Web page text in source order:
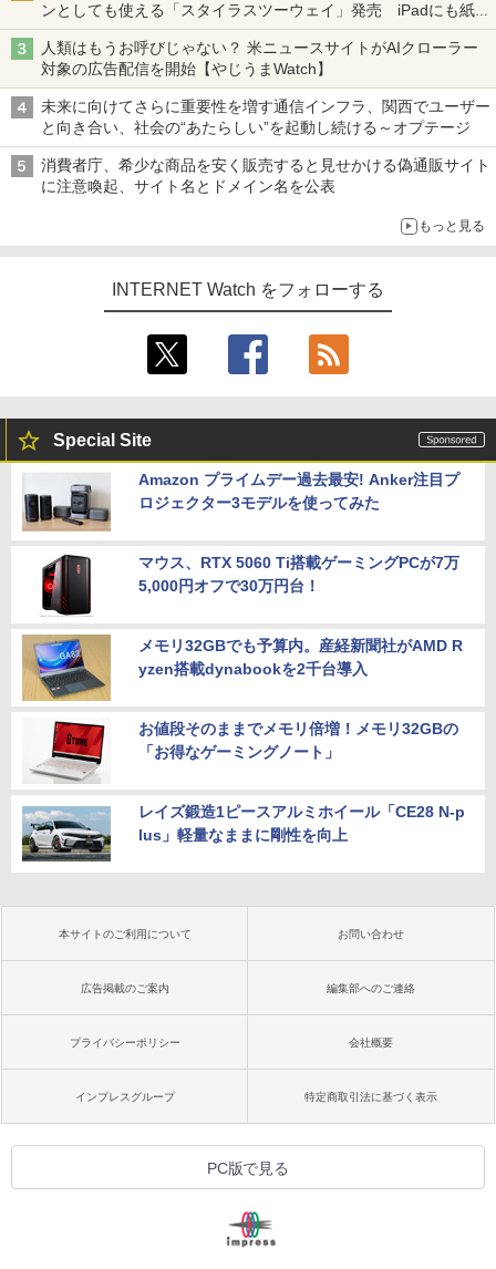
ンとしても使える「スタイラスツーウェイ」発売 iPadにも紙に
も、持ち替えずに書き込める
人類はもうお呼びじゃない？ 米ニュースサイトがAIクローラー
対象の広告配信を開始【やじうまWatch】
未来に向けてさらに重要性を増す通信インフラ、関西でユーザー
と向き合い、社会の“あたらしい”を起動し続ける～オプテージ
消費者庁、希少な商品を安く販売すると見せかける偽通販サイト
に注意喚起、サイト名とドメイン名を公表
もっと見る
INTERNET Watch をフォローする
Special Site
Amazon プライムデー過去最安! Anker注目プ
ロジェクター3モデルを使ってみた
マウス、RTX 5060 Ti搭載ゲーミングPCが7万
5,000円オフで30万円台！
メモリ32GBでも予算内。産経新聞社がAMD R
yzen搭載dynabookを2千台導入
お値段そのままでメモリ倍増！メモリ32GBの
「お得なゲーミングノート」
レイズ鍛造1ピースアルミホイール「CE28 N-p
lus」軽量なままに剛性を向上
本サイトのご利用について お問い合わせ
広告掲載のご案内 編集部へのご連絡
プライバシーポリシー 会社概要
インプレスグループ 特定商取引法に基づく表示
PC版で見る